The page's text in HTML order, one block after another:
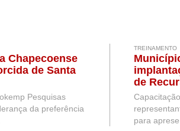
Chapecoense
de Santa
Pesquisas
da preferência
TREINAMENTO
de
para